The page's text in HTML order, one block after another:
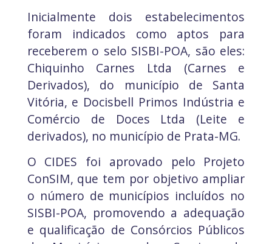
Inicialmente dois estabelecimentos
foram indicados como aptos para
receberem o selo SISBI-POA, são eles:
Chiquinho Carnes Ltda (Carnes e
Derivados), do município de Santa
Vitória, e Docisbell Primos Indústria e
Comércio de Doces Ltda (Leite e
derivados), no município de Prata-MG.
O CIDES foi aprovado pelo Projeto
ConSIM, que tem por objetivo ampliar
o número de municípios incluídos no
SISBI-POA, promovendo a adequação
e qualificação de Consórcios Públicos